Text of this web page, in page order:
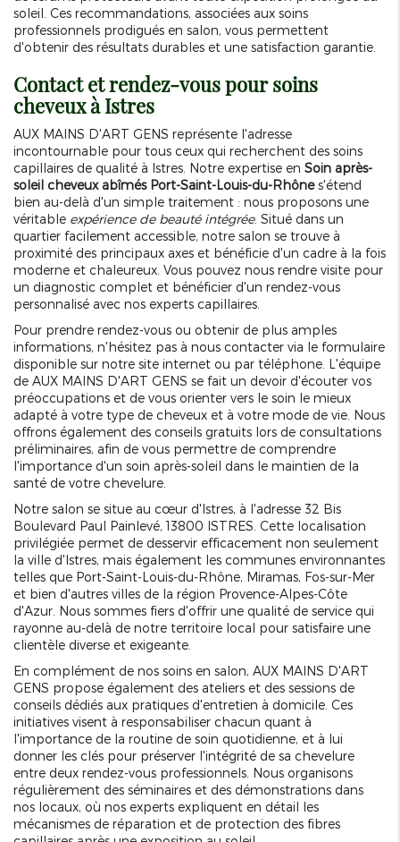
soleil. Ces recommandations, associées aux soins
professionnels prodigués en salon, vous permettent
d'obtenir des résultats durables et une satisfaction garantie.
Contact et rendez-vous pour soins
cheveux à Istres
AUX MAINS D'ART GENS représente l'adresse
incontournable pour tous ceux qui recherchent des soins
capillaires de qualité à Istres. Notre expertise en Soin après-
soleil cheveux abîmés Port-Saint-Louis-du-Rhônes'étend
bien au-delà d'un simple traitement : nous proposons une
véritable expérience de beauté intégrée. Situé dans un
quartier facilement accessible, notre salon se trouve à
proximité des principaux axes et bénéficie d'un cadre à la fois
moderne et chaleureux. Vous pouvez nous rendre visite pour
un diagnostic complet et bénéficier d'un rendez-vous
personnalisé avec nos experts capillaires.
Pour prendre rendez-vous ou obtenir de plus amples
informations, n'hésitez pas à nous contacter via le formulaire
disponible sur notre site internet ou par téléphone. L'équipe
de AUX MAINS D'ART GENS se fait un devoir d'écouter vos
préoccupations et de vous orienter vers le soin le mieux
adapté à votre type de cheveux et à votre mode de vie. Nous
offrons également des conseils gratuits lors de consultations
préliminaires, afin de vous permettre de comprendre
l'importance d'un soin après-soleil dans le maintien de la
santé de votre chevelure.
Notre salon se situe au cœur d'Istres, à l'adresse 32 Bis
Boulevard Paul Painlevé, 13800 ISTRES. Cette localisation
privilégiée permet de desservir efficacement non seulement
la ville d'Istres, mais également les communes environnantes
telles que Port-Saint-Louis-du-Rhône, Miramas, Fos-sur-Mer
et bien d'autres villes de la région Provence-Alpes-Côte
d'Azur. Nous sommes fiers d'offrir une qualité de service qui
rayonne au-delà de notre territoire local pour satisfaire une
clientèle diverse et exigeante.
En complément de nos soins en salon, AUX MAINS D'ART
GENS propose également des ateliers et des sessions de
conseils dédiés aux pratiques d'entretien à domicile. Ces
initiatives visent à responsabiliser chacun quant à
l'importance de la routine de soin quotidienne, et à lui
donner les clés pour préserver l'intégrité de sa chevelure
entre deux rendez-vous professionnels. Nous organisons
régulièrement des séminaires et des démonstrations dans
nos locaux, où nos experts expliquent en détail les
mécanismes de réparation et de protection des fibres